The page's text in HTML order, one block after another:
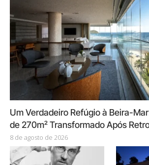
Um Verdadeiro Refúgio à Beira-
de 270m² Transformado Após
8 de agosto de 2026